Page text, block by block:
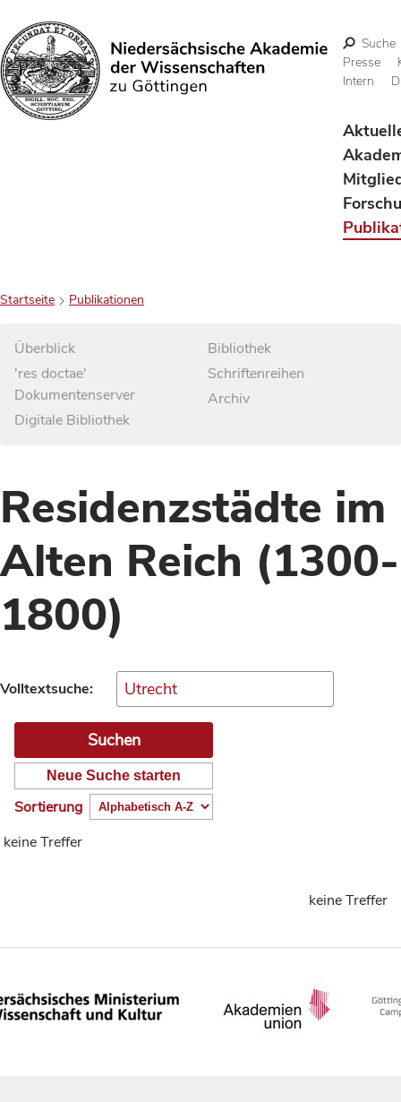
Suchen
Suche
Presse
Intern
Startseite Publikationen
Überblick
'res doctae'
Dokumentenserver
Digitale Bibliothek
Bibliothek
Schriftenreihen
Archiv
Residenzstädte im
Alten Reich (1300-
1800)
Volltextsuche:
Neue Suche starten
Sortierung
keine Treffer
keine Treffer